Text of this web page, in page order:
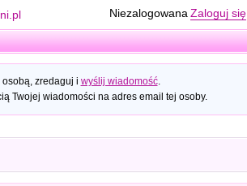
Niezalogowana Zaloguj się
zredaguj i wyślij wiadomość.
Twojej wiadomości na adres email tej osoby.